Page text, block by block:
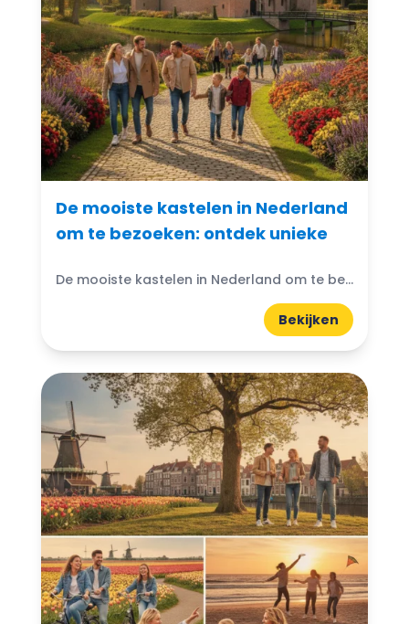
De mooiste kastelen in Nederland
om te bezoeken: ontdek unieke
De mooiste kastelen in Nederland om te bezoeken: Denk je ooit aan de magische wereld van kastelen? Nederland heeft prachtige kastelen die wachten om ontdekt te worden. Van imposante torens...
Bekijken